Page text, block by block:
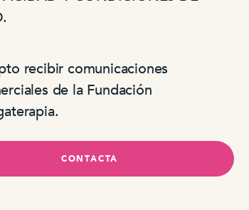
recibir comunicaciones
de la Fundación